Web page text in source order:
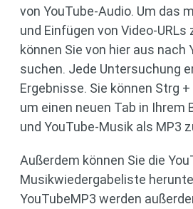
von YouTube-Audio. Um das
und Einfügen von Video-URLs
können Sie von hier aus nach
suchen. Jede Untersuchung
Ergebnisse. Sie können Strg
um einen neuen Tab in Ihrem
und YouTube-Musik als MP3
Außerdem können Sie die
Musikwiedergabeliste
YouTubeMP3 werden